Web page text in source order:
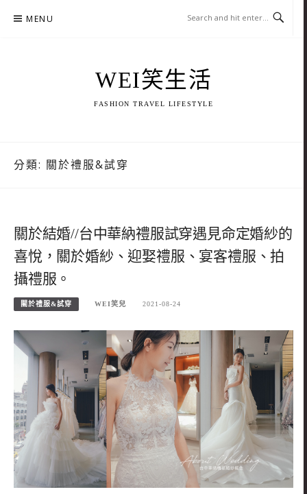
MENU
WEI笑生活
FASHION TRAVEL LIFESTYLE
分類: 關於禮服&試穿
關於結婚//台中華納禮服試穿遇見命定婚紗的
喜悅，關於婚紗、迎娶禮服、宴客禮服、拍
攝禮服。
關於禮服&試穿 WEI笑兒 2021-08-24